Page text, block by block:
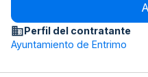
Perfil del contratante
Ayuntamiento de Entrimo